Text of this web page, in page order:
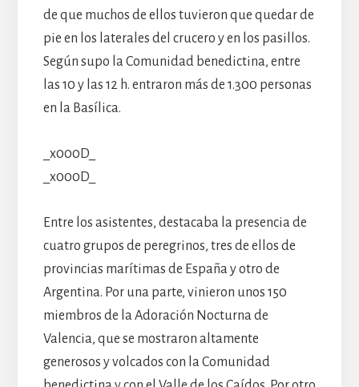
de que muchos de ellos tuvieron que quedar de
pie en los laterales del crucero y en los pasillos.
Según supo la Comunidad benedictina, entre
las 10 y las 12 h. entraron más de 1.300 personas
en la Basílica.
_x000D_
_x000D_
Entre los asistentes, destacaba la presencia de
cuatro grupos de peregrinos, tres de ellos de
provincias marítimas de España y otro de
Argentina. Por una parte, vinieron unos 150
miembros de la Adoración Nocturna de
Valencia, que se mostraron altamente
generosos y volcados con la Comunidad